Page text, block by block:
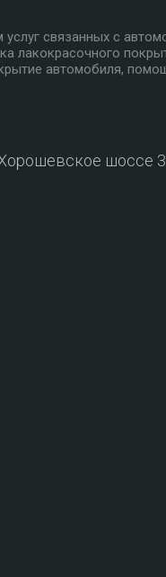
связанных с
лакокрасочного
автомобиля,
шоссе